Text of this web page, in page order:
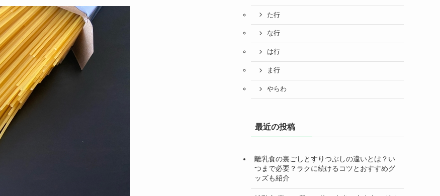
た行
な行
は行
ま行
やらわ
最近の投稿
離乳食の裏ごしとすりつぶしの違いとは？い
つまで必要？ラクに続けるコツとおすすめグ
ッズも紹介